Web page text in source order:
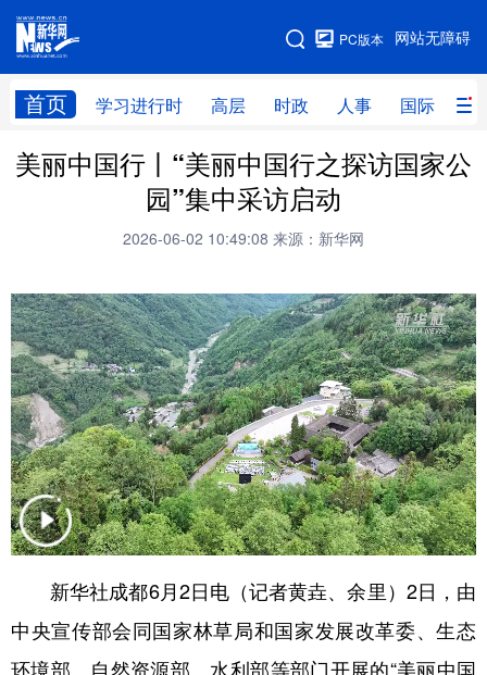
网站无障碍
PC版本
首页 学习进行时 高层 时政 人事 国际 财
网站地图
学习进行时 高层 时政 人事
财经 网评
科技 科创 量子 体育
文化 书画 健康 军事
访谈 视频 图片 政务
法律 中央文件 金融 汽车
食品 人居 信息化 数字经济
学术中国 乡村振兴 银龄 溯源中国
彩票 娱乐 时尚 悦读
公益 一带一路 亚太网 上市公司
美丽中国行丨“美丽中国行之探访国家公
园”集中采访启动
2026-06-02 10:49:08 来源：新华网
新华社成都6月2日电（记者黄垚、余里）2日，由
中央宣传部会同国家林草局和国家发展改革委、生态
环境部、自然资源部、水利部等部门开展的“美丽中国